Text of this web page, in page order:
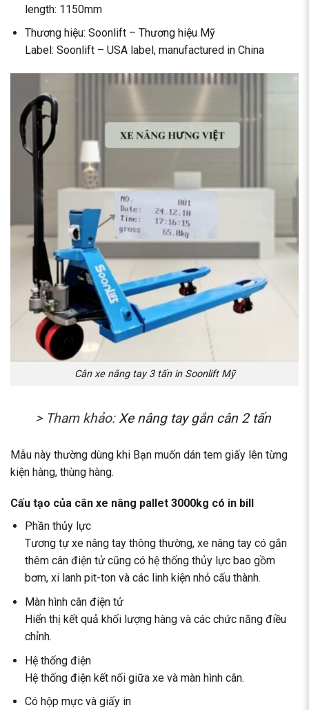
length: 1150mm
Thương hiệu: Soonlift – Thương hiệu Mỹ
Label: Soonlift – USA label, manufactured in China
Cân xe nâng tay 3 tấn in Soonlift Mỹ
> Tham khảo:Xe nâng tay gắn cân 2 tấn
Mẫu này thường dùng khi Bạn muốn dán tem giấy lên từng
kiện hàng, thùng hàng.
Cấu tạo của cân xe nâng pallet 3000kg có in bill
Phần thủy lực
Tương tự xe nâng tay thông thường, xe nâng tay có gắn
thêm cân điện tử cũng có hệ thống thủy lực bao gồm
bơm, xi lanh pit-ton và các linh kiện nhỏ cấu thành.
Màn hình cân điện tử
Hiển thị kết quả khối lượng hàng và các chức năng điều
chỉnh.
Hệ thống điện
Hệ thống điện kết nối giữa xe và màn hình cân.
Có hộp mực và giấy in